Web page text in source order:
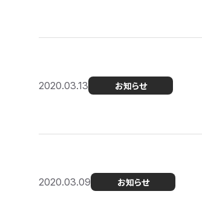
2020.03.13 お知らせ
2020.03.09 お知らせ